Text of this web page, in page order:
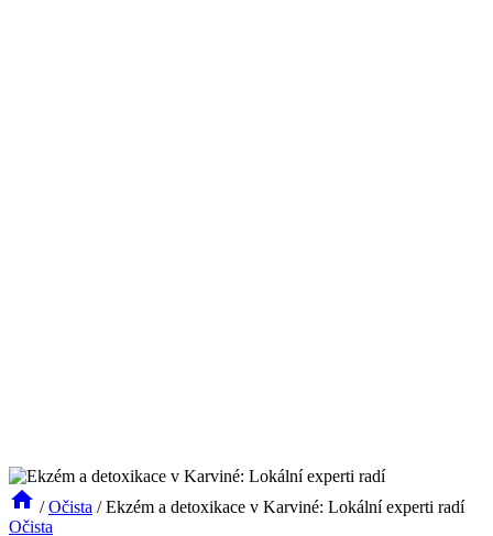
/ Očista / Ekzém a detoxikace v Karviné: Lokální experti radí
Očista